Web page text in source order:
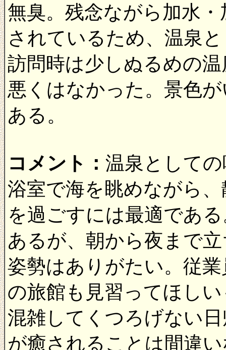
無臭。残念ながら加水
されているため、温泉
訪問時は少しぬるめの
悪くはなかった。景色
ある。
コメント： 温泉として
浴室で海を眺めながら
を過ごすには最適であ
あるが、朝から夜まで
姿勢はありがたい。従
の旅館も見習ってほし
混雑してくつろげない
が癒されることは間違